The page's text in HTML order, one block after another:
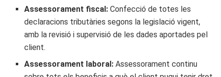
Assessorament fiscal:Confecció de totes les
declaracions tributàries segons la legislació vigent,
amb la revisió i supervisió de les dades aportades pel
client.
Assessorament laboral:Assessorament continu